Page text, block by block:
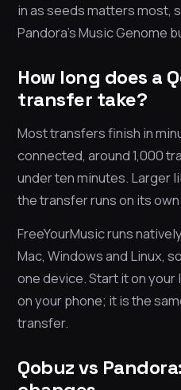
in as seeds matters most,
Pandora’s Music Genome
How long does a
transfer take?
Most transfers finish in
connected, around 1,000
under ten minutes. Larger
the transfer runs on its
FreeYourMusic runs
Mac, Windows and Linux,
one device. Start it on
on your phone; it is the
transfer.
Qobuz vs